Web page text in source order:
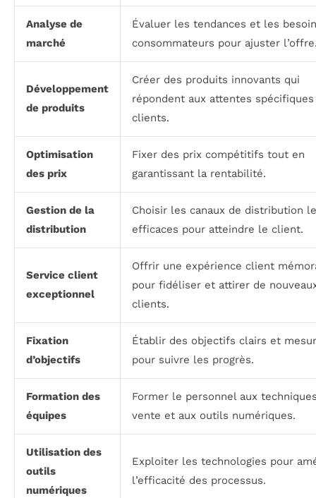
Analyse de
marché
Évaluer les tendances et les
consommateurs pour ajuster
Développement
de produits
Créer des produits innovants qui
répondent aux attentes
clients.
Optimisation
des prix
Fixer des prix compétitifs tout en
garantissant la rentabilité.
Gestion de la
distribution
Choisir les canaux de distribution
efficaces pour atteindre le client.
Service client
exceptionnel
Offrir une expérience client
pour fidéliser et attirer de
clients.
Fixation
d’objectifs
Établir des objectifs clairs et
pour suivre les progrès.
Formation des
équipes
Former le personnel aux
vente et aux outils numériques.
Utilisation des
outils
numériques
Exploiter les technologies pour
l’efficacité des processus.